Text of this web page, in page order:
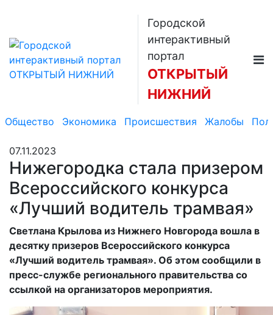
Городской
интерактивный
портал
ОТКРЫТЫЙ
НИЖНИЙ
Общество Экономика Происшествия Жалобы
07.11.2023
Нижегородка стала призером
Всероссийского конкурса
«Лучший водитель трамвая»
Светлана Крылова из Нижнего Новгорода вошла в
десятку призеров Всероссийского конкурса
«Лучший водитель трамвая». Об этом сообщили в
пресс-службе регионального правительства со
ссылкой на организаторов мероприятия.